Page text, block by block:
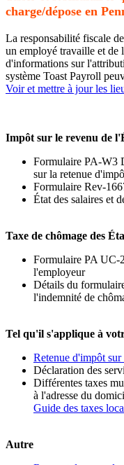
charge/dépose en
La responsabilité fiscale
un employé travaille et
d'informations sur
système Toast Payroll
Voir et mettre à jour les
Impôt sur le revenu de
Formulaire PA-W3
sur la retenue
Formulaire Rev-
État des salaires et
Taxe de chômage des
Formulaire PA UC-
l'employeur
Détails du
l'indemnité de
Tel qu'il s'applique à
Retenue d'impôt
Déclaration des
Différentes taxes
à l'adresse du
Guide des taxes
Autre